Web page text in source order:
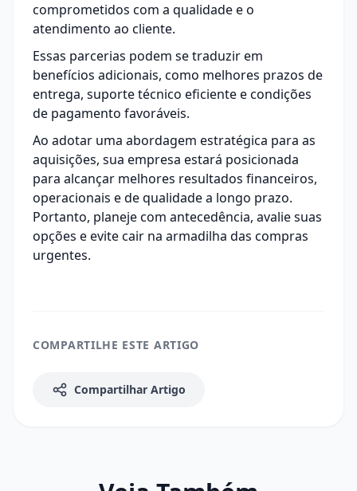
comprometidos com a qualidade e o
atendimento ao cliente.
Essas parcerias podem se traduzir em
benefícios adicionais, como melhores prazos de
entrega, suporte técnico eficiente e condições
de pagamento favoráveis.
Ao adotar uma abordagem estratégica para as
aquisições, sua empresa estará posicionada
para alcançar melhores resultados financeiros,
operacionais e de qualidade a longo prazo.
Portanto, planeje com antecedência, avalie suas
opções e evite cair na armadilha das compras
urgentes.
COMPARTILHE ESTE ARTIGO
Compartilhar Artigo